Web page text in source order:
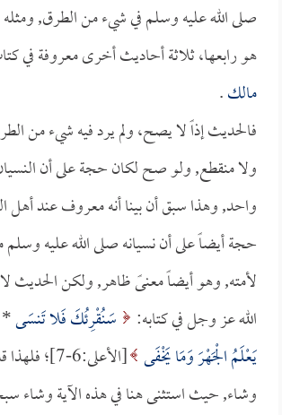
صلى الله عليه وسلم في شيء من الطرق,
هو رابعها، ثلاثة أحاديث أخرى معروفة في
مالك.
فالحديث إذاً لا يصح، ولم يرد فيه شيء من
ولا منقطع, ولو صح لكان حجة على أن
واحد, وهذا سبق أن بينا أنه معروف عند أهل
حجة أيضاً على أن نسيانه صلى الله عليه
لأمته, وهو أيضاً معنىً ظاهر, ولكن الحديث
الله عز وجل في كتابه:
سَنُقْرِئُكَ فَلا تَنسَى
يَعْلَمُ الْجَهْرَ وَمَا يَخْفَى
[الأعلى:6-7]؛
وشاء, حيث استثنى هنا في هذه الآية وشاء